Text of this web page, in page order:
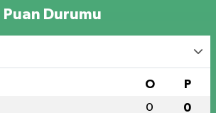
Durumu
O P
0 0